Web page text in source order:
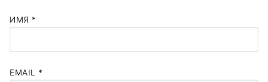
ИМЯ *
EMAIL *